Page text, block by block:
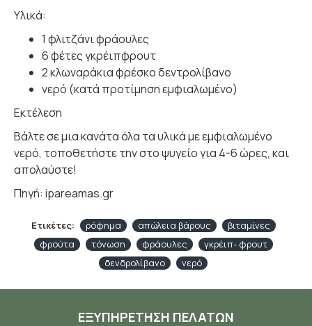
Υλικά:
1 φλιτζάνι φράουλες
6 φέτες γκρέιπφρουτ
2 κλωναράκια φρέσκο ​​δεντρολίβανο
νερό (κατά προτίμηση εμφιαλωμένο)
Εκτέλεση
Βάλτε σε μια κανάτα όλα τα υλικά με εμφιαλωμένο
νερό, τοποθετήστε την στο ψυγείο για 4-6 ώρες, και
απολαύστε!
Πηγή: ipareamas.gr
Ετικέτες: ρόφημα απώλεια βάρους
βιταμίνες
φρούτα
τόνωση φράουλες
γκρέιπ- φρουτ
δενδρολίβανο
νερό
ΕΞΥΠΗΡΈΤΗΣΗ ΠΕΛΑΤΏΝ